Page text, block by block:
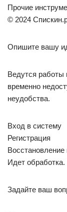
Прочие
© 2024
Опишите вашу
Ведутся работы
временно
неудобства.
Вход в систему
Регистрация
Восстановление
Идет обработка.
Задайте ваш